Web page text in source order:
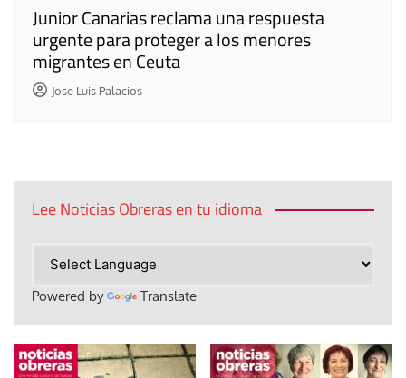
Junior Canarias reclama una respuesta
urgente para proteger a los menores
migrantes en Ceuta
Jose Luis Palacios
Lee Noticias Obreras en tu idioma
Powered by Translate